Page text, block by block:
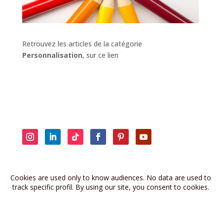
Retrouvez les articles de la catégorie
Personnalisation, sur ce lien